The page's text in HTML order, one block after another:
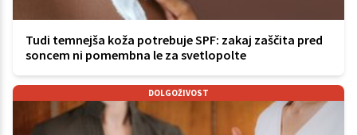
Tudi temnejša koža potrebuje SPF: zakaj zaščita pred
soncem ni pomembna le za svetlopolte
DOLGOŽIVOST